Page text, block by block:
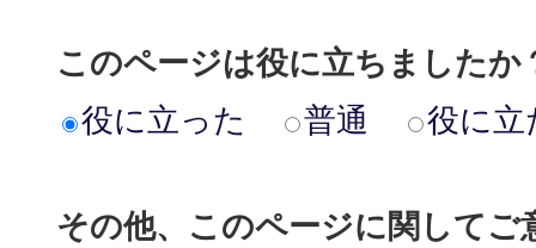
このページは役に立ちましたか
役に立った
普通 役に立
その他、このページに関してご